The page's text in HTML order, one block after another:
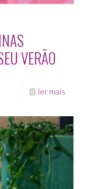
VERÃO
ler mais